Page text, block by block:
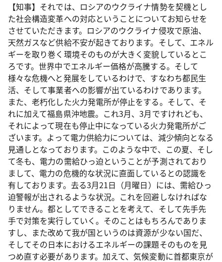
【知事】それでは、ロシアのウクライナ情勢を契機とし
た社会構造変革への対応ということについてお知らせを
させていただきます。ロシアのウクライナ侵攻で原油、
天然ガスなど供給不安が起きております。そして、エネル
ギーを取り巻く環境そのものが大きく変貌しているとこ
ろです。世界中でエネルギー価格が高騰する。そして
様々な危機へと発展をしているわけで、すなわち都民生
活、そして事業者への影響が出ているわけであります。
また、老朽化した火力発電所が停止をする。そして、そ
れに加えて福島県沖地震。これ3月、3月ですけれども、
それによって現在も停止中になっている火力発電所がご
ざいます。よって電力供給力については、減少傾向となる
見通しとなっております。このような中で、この夏、そし
て冬も、電力の需給ひっ迫ということが予測されており
まして、電力の危機的な状況に直面しているとの認識を
有しております。去る3月21日（月曜日）には、需給ひっ
迫警報が出されるような状況。これを回避しなければな
りません。都としてできることを考えて、そして先手先
手で対策を実行していく。そのことはもちろんでありま
すし、また改めて我が国というのは資源が少ない国だ、
そしてその日本におけるエネルギーの課題そのものを見
つめ直す必要があります。加えて、気候変動に首都東京が